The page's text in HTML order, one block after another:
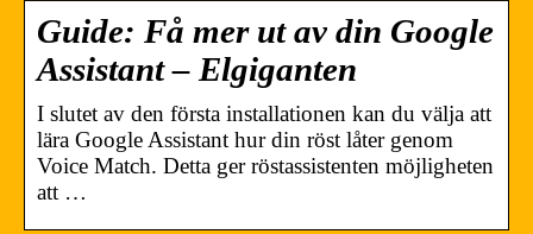
Guide: Få mer ut av din Google
Assistant – Elgiganten
I slutet av den första installationen kan du välja att
lära Google Assistant hur din röst låter genom
Voice Match. Detta ger röstassistenten möjligheten
att …